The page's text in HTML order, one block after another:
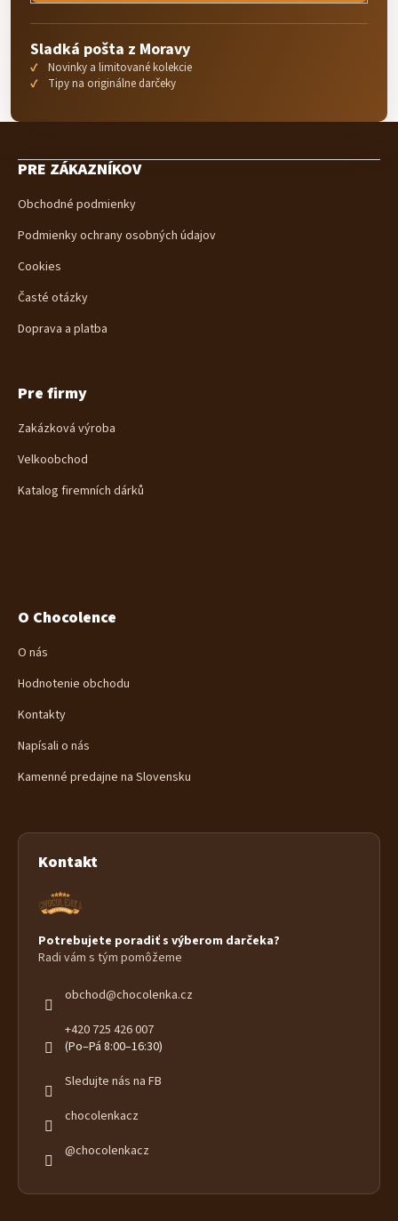
Sladká pošta z Moravy
Novinky a limitované kolekcie
Tipy na originálne darčeky
PRE ZÁKAZNÍKOV
Obchodné podmienky
Podmienky ochrany osobných údajov
Cookies
Časté otázky
Doprava a platba
Pre firmy
Zakázková výroba
Velkoobchod
Katalog firemních dárků
O Chocolence
O nás
Hodnotenie obchodu
Kontakty
Napísali o nás
Kamenné predajne na Slovensku
Kontakt
Potrebujete poradiť s výberom darčeka?
Radi vám s tým pomôžeme
obchod@chocolenka.cz
+420 725 426 007
(Po–Pá 8:00–16:30)
Sledujte nás na FB
chocolenkacz
@chocolenkacz